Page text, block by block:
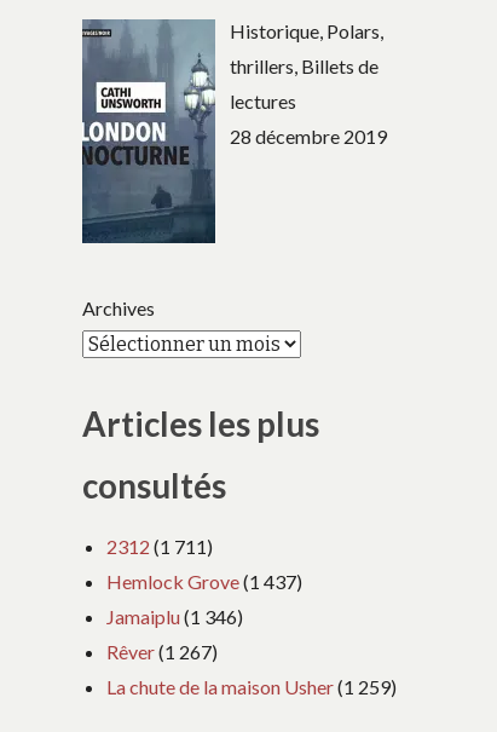
Historique, Polars,
thrillers, Billets de
lectures
28 décembre 2019
Archives
Articles les plus
consultés
2312 (1 711)
Hemlock Grove(1 437)
Jamaiplu(1 346)
Rêver(1 267)
La chute de la maison Usher(1 259)